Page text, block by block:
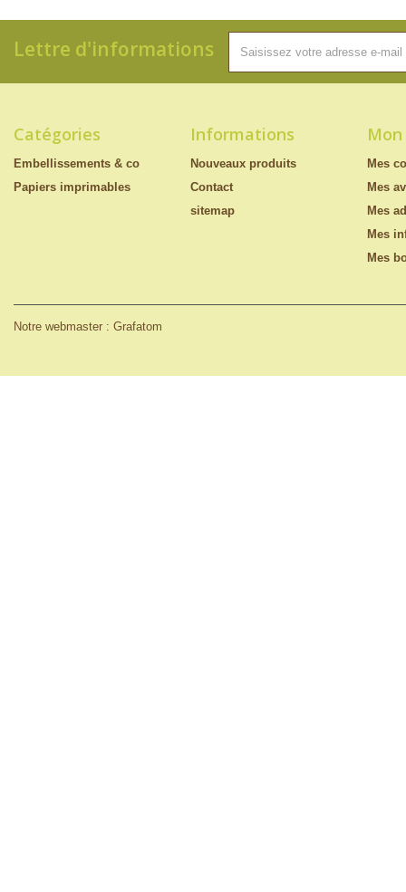
Lettre d'informations
Catégories
Embellissements & co
Papiers imprimables
Informations
Nouveaux produits
Contact
sitemap
Notre webmaster : Grafatom
Mes
Mes
Mes
Mes
Mes